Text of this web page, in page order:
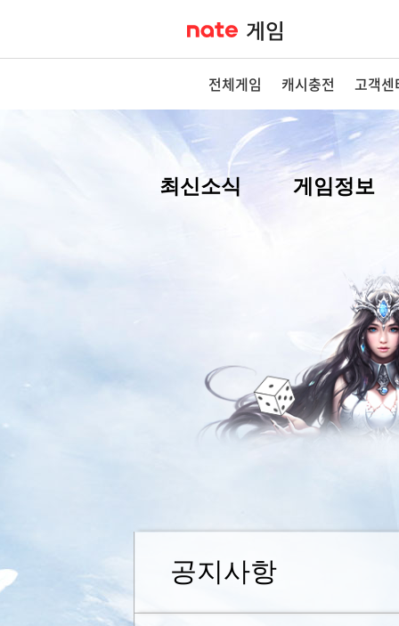
전체게임 캐시충전 고객센
최신소식 게임정보
공지사항